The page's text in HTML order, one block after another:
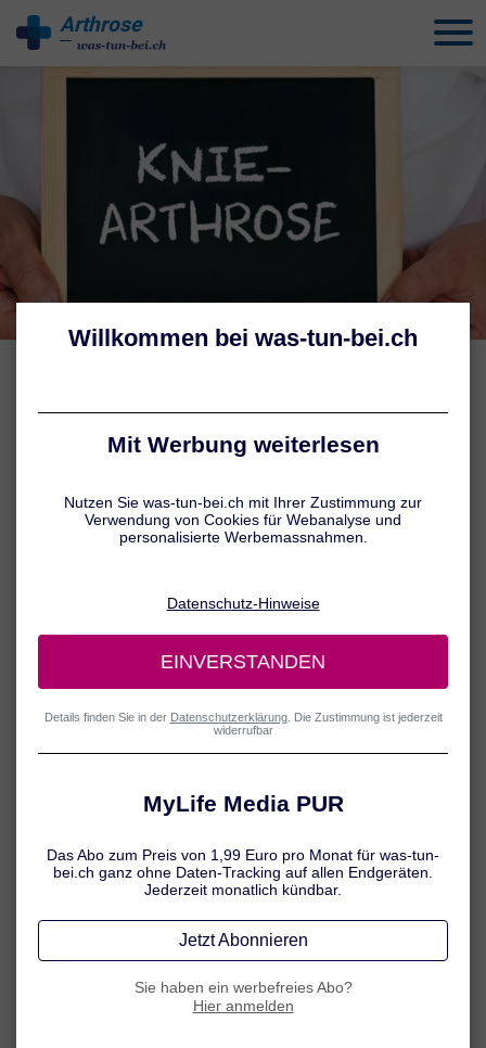
Arthrose
Stand: 09.08.26
Alle was-tun-bei.ch Inhalte werden von medizinischem
Fachjournalisten überprüft.
Lebens an einer symptomatischen Kniearthrose zu erkranken, bei
etwa 45 Prozent1. Erste Anzeichen können sich schon im mittleren
Lebensalter einstellen.2
Um Schmerzen und
Bewegungsbeeinträchtigungen zu lindern und operative Eingriffe
sollte rechtzeitig eine geeignete Behandlung eingeleitet werden.
Kniearthrose (Gonarthrose):
Mediziner bezeichnen den fortschreitenden Knorpelabbau im Knie
definiert als degenerative (verschleissbedingte), primär nicht
Knorpelverlust, infolgedessen die Beschwerden wie z. B.